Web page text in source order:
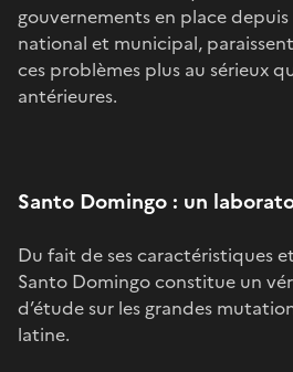
gouvernements en place
national et municipal,
ces problèmes plus au sérieux
antérieures.
Santo Domingo : un
Du fait de ses caractéristiques
Santo Domingo constitue un
d’étude sur les grandes
latine.